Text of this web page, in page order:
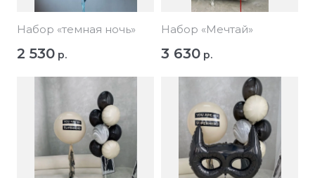
Набор «темная ночь»
2 530 р.
Набор «Мечтай»
3 630 р.